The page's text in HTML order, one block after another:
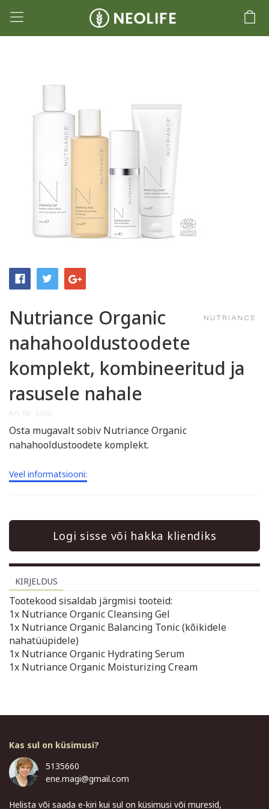
Nutriance Organic
nahahooldustoodete
komplekt, kombineeritud ja
rasusele nahale
Osta mugavalt sobiv Nutriance Organic
nahahooldustoodete komplekt.
Veel informatsiooni:
Logi sisse või hakka kliendiks
KIRJELDUS
Tootekood sisaldab järgmisi tooteid:
1x Nutriance Organic Cleansing Gel
1x Nutriance Organic Balancing Tonic (kõikidele
nahatüüpidele)
1x Nutriance Organic Hydrating Serum
1x Nutriance Organic Moisturizing Cream
Kas sul on küsimusi?
5135660
ene.magi@gmail.com
Helista või saada e-kiri kui sul on küsimusi või muresid,